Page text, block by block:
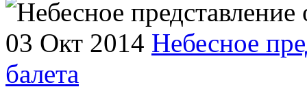
03 Окт 2014 Небесное
балета